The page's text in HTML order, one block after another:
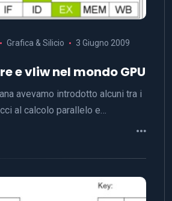
Grafica & Silicio 3 Giugno 2009
e vliw nel mondo GPU
avevamo introdotto alcuni tra i
al calcolo parallelo e…